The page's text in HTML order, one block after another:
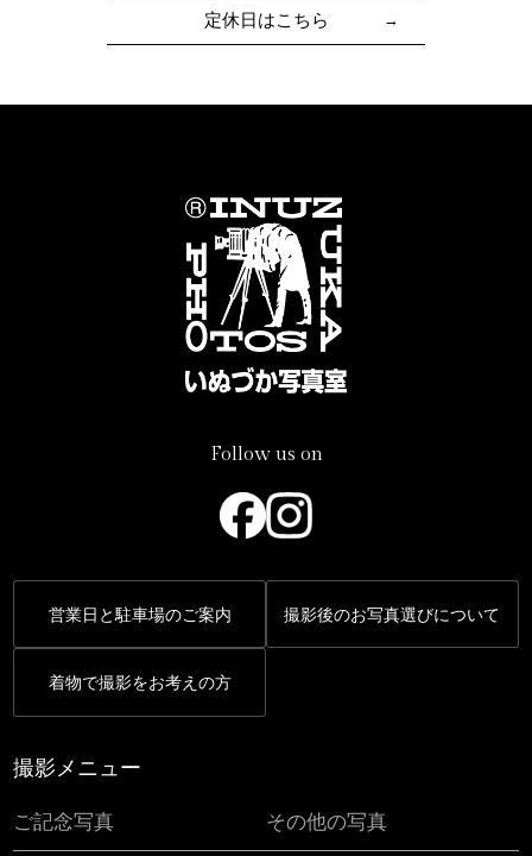
定休日はこちら
Follow us on
営業日と駐車場のご案内 撮影後のお写真選びについて
着物で撮影をお考えの方
撮影メニュー
ご記念写真 その他の写真